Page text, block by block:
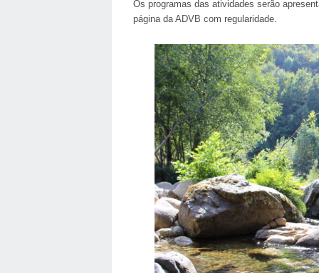
Os programas das atividades serão
página da ADVB com regularidade.